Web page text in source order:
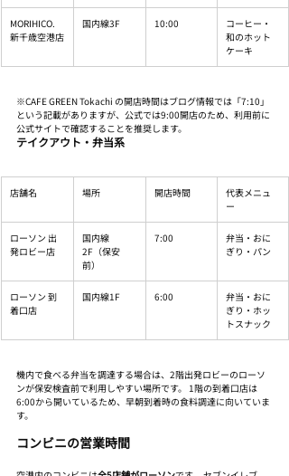
MORIHICO.
新千歳空港店
国内線3F 10:00
コーヒー・
和のホット
ケーキ
※CAFE GREEN Tokachi の開店時間はブログ情報では「7:10」
という記載がありますが、公式では9:00開店のため、利用前に
公式サイトで確認することを推奨します。
テイクアウト・弁当系
店舗名 場所 開店時間
代表メニュ
ー
ローソン 出
発ロビー店
国内線
2F（保安
前）
7:00
弁当・おに
ぎり・パン
ローソン 到
着口店
国内線1F 6:00
弁当・おに
ぎり・ホッ
トスナック
機内で食べる弁当を調達する場合は、2階出発ロビーのローソ
ンが保安検査前で利用しやすい場所です。 1階の到着口店は
6:00から開いているため、早朝到着時の食料調達に向いていま
す。
コンビニの営業時間